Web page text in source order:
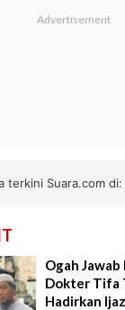
terkini Suara.com di:
Ogah
Dokter Tifa
Hadirkan